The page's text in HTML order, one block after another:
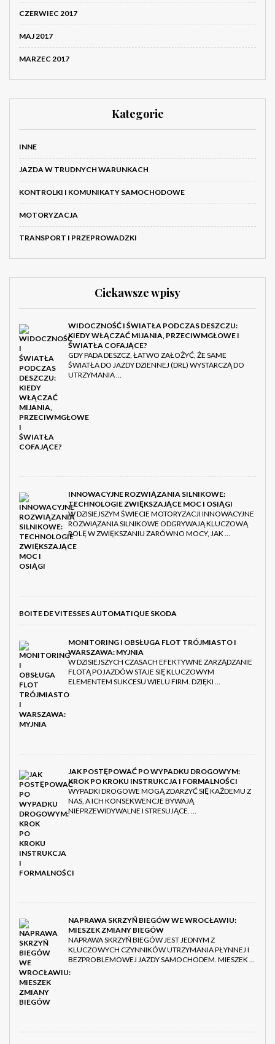
CZERWIEC 2017
MAJ 2017
MARZEC 2017
Kategorie
INNE
JAZDA W TRUDNYCH WARUNKACH
KONTROLKI I KOMUNIKATY SAMOCHODOWE
MOTORYZACJA
TRANSPORT I PRZEPROWADZKI
Ciekawsze wpisy
WIDOCZNOŚĆ I ŚWIATŁA PODCZAS DESZCZU:
KIEDY WŁĄCZAĆ MIJANIA, PRZECIWMGŁOWE I
ŚWIATŁA COFAJĄCE?
GDY PADA DESZCZ, ŁATWO ZAŁOŻYĆ, ŻE SAME
ŚWIATŁA DO JAZDY DZIENNEJ (DRL) WYSTARCZĄ DO
UTRZYMANIA …
INNOWACYJNE ROZWIĄZANIA SILNIKOWE:
TECHNOLOGIE ZWIĘKSZAJĄCE MOC I OSIĄGI
W DZISIEJSZYM ŚWIECIE MOTORYZACJI INNOWACYJNE
ROZWIĄZANIA SILNIKOWE ODGRYWAJĄ KLUCZOWĄ
ROLĘ W ZWIĘKSZANIU ZARÓWNO MOCY, JAK …
BOITE DE VITESSES AUTOMATIQUE SKODA
MONITORING I OBSŁUGA FLOT TRÓJMIASTO I
WARSZAWA: MYJNIA
W DZISIEJSZYCH CZASACH EFEKTYWNE ZARZĄDZANIE
FLOTĄ POJAZDÓW STAJE SIĘ KLUCZOWYM
ELEMENTEM SUKCESU WIELU FIRM. DZIĘKI …
JAK POSTĘPOWAĆ PO WYPADKU DROGOWYM:
KROK PO KROKU INSTRUKCJA I FORMALNOŚCI
WYPADKI DROGOWE MOGĄ ZDARZYĆ SIĘ KAŻDEMU Z
NAS, A ICH KONSEKWENCJE BYWAJĄ
NIEPRZEWIDYWALNE I STRESUJĄCE. …
NAPRAWA SKRZYŃ BIEGÓW WE WROCŁAWIU:
MIESZEK ZMIANY BIEGÓW
NAPRAWA SKRZYŃ BIEGÓW JEST JEDNYM Z
KLUCZOWYCH CZYNNIKÓW UTRZYMANIA PŁYNNEJ I
BEZPROBLEMOWEJ JAZDY SAMOCHODEM. MIESZEK …